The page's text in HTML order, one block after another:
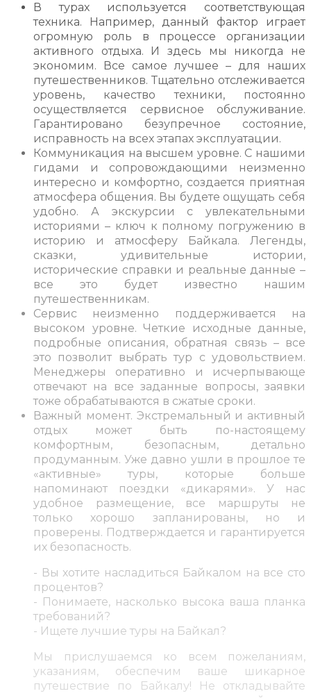
В турах используется соответствующая
техника. Например, данный фактор играет
огромную роль в процессе организации
активного отдыха. И здесь мы никогда не
экономим. Все самое лучшее – для наших
путешественников. Тщательно отслеживается
уровень, качество техники, постоянно
осуществляется сервисное обслуживание.
Гарантировано безупречное состояние,
исправность на всех этапах эксплуатации.
Коммуникация на высшем уровне. С нашими
гидами и сопровождающими неизменно
интересно и комфортно, создается приятная
атмосфера общения. Вы будете ощущать себя
удобно. А экскурсии с увлекательными
историями – ключ к полному погружению в
историю и атмосферу Байкала. Легенды,
сказки, удивительные истории,
исторические справки и реальные данные –
все это будет известно нашим
путешественникам.
Сервис неизменно поддерживается на
высоком уровне. Четкие исходные данные,
подробные описания, обратная связь – все
это позволит выбрать тур с удовольствием.
Менеджеры оперативно и исчерпывающе
отвечают на все заданные вопросы, заявки
тоже обрабатываются в сжатые сроки.
Важный момент. Экстремальный и активный
отдых может быть по-настоящему
комфортным, безопасным, детально
продуманным. Уже давно ушли в прошлое те
«активные» туры, которые больше
напоминают поездки «дикарями». У нас
удобное размещение, все маршруты не
только хорошо запланированы, но и
проверены. Подтверждается и гарантируется
их безопасность.
- Вы хотите насладиться Байкалом на все сто
процентов?
- Понимаете, насколько высока ваша планка
требований?
- Ищете лучшие туры на Байкал?
Мы прислушаемся ко всем пожеланиям,
указаниям, обеспечим ваше шикарное
путешествие по Байкалу! Не откладывайте